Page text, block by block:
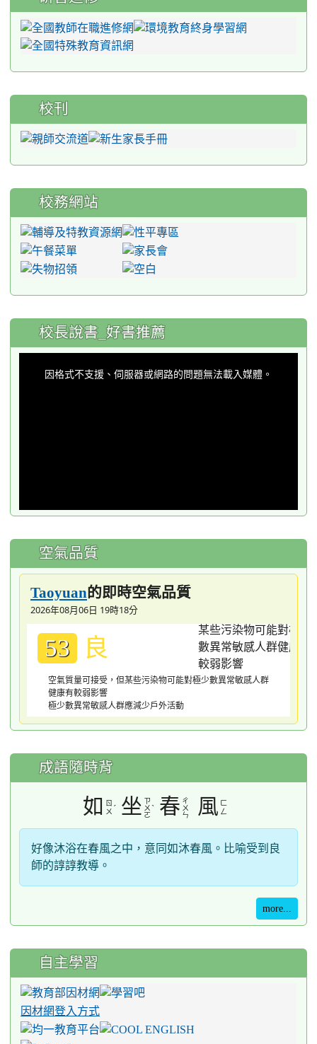
校刊
校務網站
:::
校長說書_好書推薦
因格式不支援、伺服器或網路的問題無法載入媒體。
空氣品質
Taoyuan的即時空氣品質
2026年08月06日 19時18分
53 良
空氣質量可接受，但某些污染物可能對極少數異常敏感人群
健康有較弱影響
極少數異常敏感人群應減少戶外活動
成語隨時背
如
ㄖ
ㄨ ˊ 坐 ㄗ
ㄨ
ㄛ
ˋ 春 ㄔ
ㄨ
ㄣ
風 ㄈ
ㄥ
好像沐浴在春風之中，意同如沐春風。比喻受到良
師的諄諄教導。
more...
自主學習
因材網登入方式